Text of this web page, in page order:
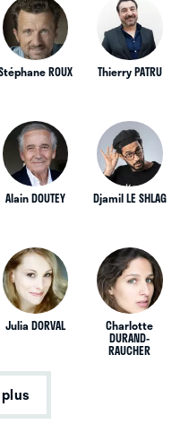
ROUX Thierry PATRU
Alain DOUTEY Djamil LE SHLAG
Julia DORVAL Charlotte
DURAND-
RAUCHER